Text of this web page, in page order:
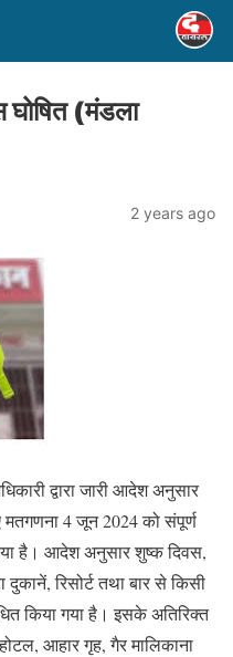
(मंडला
2 years ago
द्वारा जारी आदेश अनुसार
मतगणना 4 जून 2024 को संपूर्ण
है। आदेश अनुसार शुष्क दिवस,
रिसोर्ट तथा बार से किसी
किया गया है। इसके अतिरिक्त
आहार गृह, गैर मालिकाना